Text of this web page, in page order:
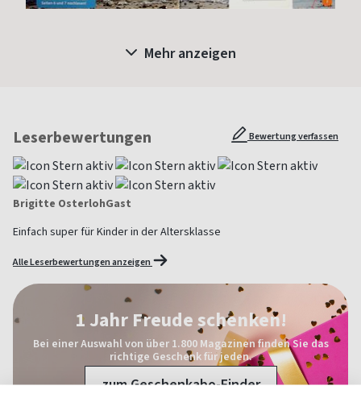
Mehr anzeigen
Leserbewertungen Bewertung verfassen
Brigitte OsterlohGast
Einfach super für Kinder in der Altersklasse
Alle Leserbewertungen anzeigen
1 Jahr Freude schenken!
Bei einer Auswahl von über 1.800 Magazinen finden Sie das
richtige Geschenk für jeden.
zum Geschenkabo-Finder